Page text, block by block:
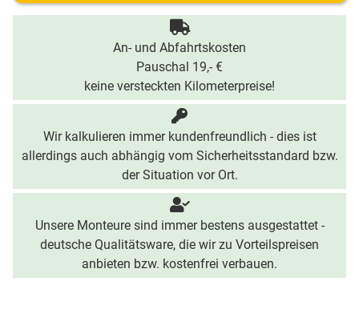
An- und Abfahrtskosten
Pauschal 19,- €
keine versteckten Kilometerpreise!
Wir kalkulieren immer kundenfreundlich - dies ist
allerdings auch abhängig vom Sicherheitsstandard bzw.
der Situation vor Ort.
Unsere Monteure sind immer bestens ausgestattet -
deutsche Qualitätsware, die wir zu Vorteilspreisen
anbieten bzw. kostenfrei verbauen.